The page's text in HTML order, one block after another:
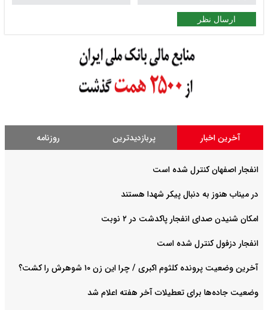
ارسال نظر
آخرین اخبار پربازدیدترین روزنامه
انفجار اصفهان کنترل شده است
در میناب هنوز به دنبال پیکر شهدا هستند
امکان شنیدن صدای انفجار پاکدشت در ۲ نوبت
انفجار دزفول کنترل شده است
آخرین وضعیت پرونده کلثوم اکبری / چرا این زن ۱۰ شوهرش را کشت؟
وضعیت جاده‌ها برای تعطیلات آخر هفته اعلام شد